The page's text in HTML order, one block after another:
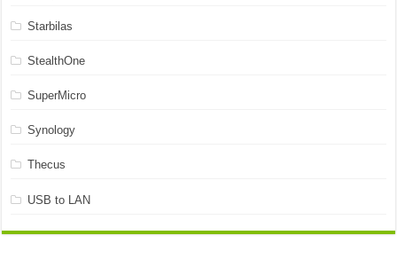
Starbilas
StealthOne
SuperMicro
Synology
Thecus
USB to LAN